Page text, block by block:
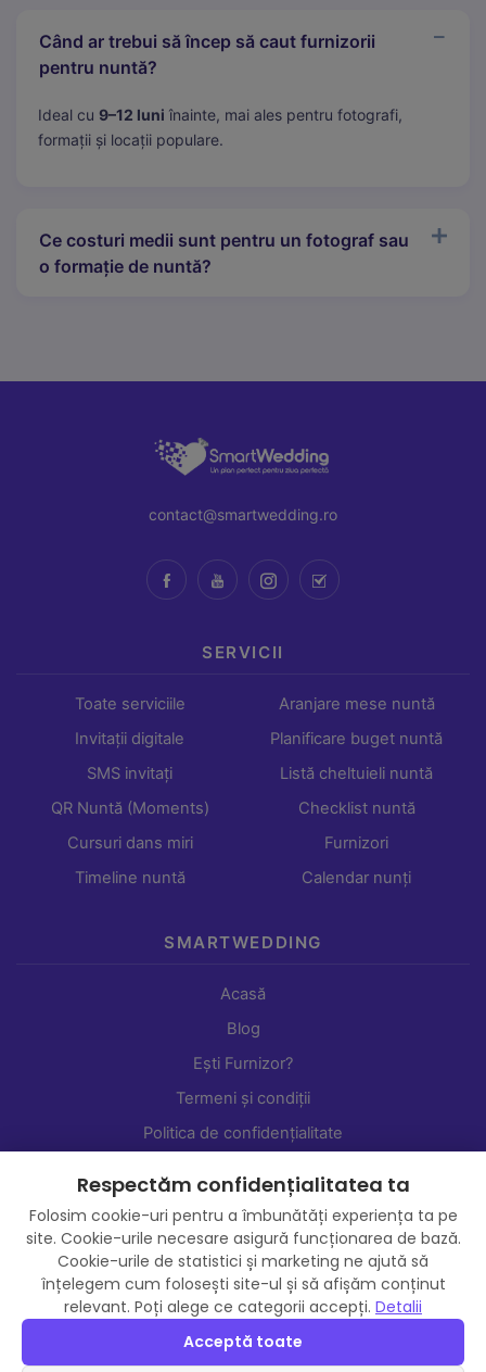
Când ar trebui să încep să caut furnizorii
pentru nuntă?
Ideal cu 9–12 luni înainte, mai ales pentru fotografi,
formații și locații populare.
Ce costuri medii sunt pentru un fotograf sau
o formație de nuntă?
contact@smartwedding.ro
SERVICII
Toate serviciile
Invitații digitale
SMS invitați
QR Nuntă (Moments)
Cursuri dans miri
Timeline nuntă
Aranjare mese nuntă
Planificare buget nuntă
Listă cheltuieli nuntă
Checklist nuntă
Furnizori
Calendar nunți
SMARTWEDDING
Acasă
Blog
Ești Furnizor?
Termeni și condiții
Politica de confidențialitate
Respectăm confidențialitatea ta
Folosim cookie-uri pentru a îmbunătăți experiența ta pe
site. Cookie-urile necesare asigură funcționarea de bază.
Cookie-urile de statistici și marketing ne ajută să
înțelegem cum folosești site-ul și să afișăm conținut
relevant. Poți alege ce categorii accepți. Detalii
Acceptă toate